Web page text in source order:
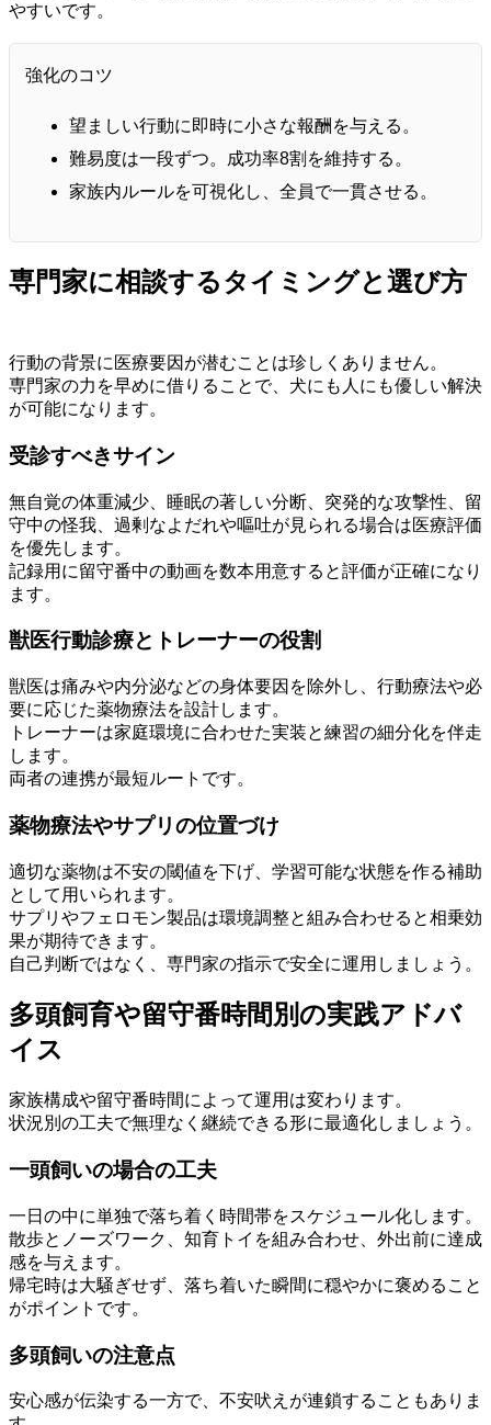
やすいです。
強化のコツ
望ましい行動に即時に小さな報酬を与える。
難易度は一段ずつ。成功率8割を維持する。
家族内ルールを可視化し、全員で一貫させる。
専門家に相談するタイミングと選び方
行動の背景に医療要因が潜むことは珍しくありません。
専門家の力を早めに借りることで、犬にも人にも優しい解決
が可能になります。
受診すべきサイン
無自覚の体重減少、睡眠の著しい分断、突発的な攻撃性、留
守中の怪我、過剰なよだれや嘔吐が見られる場合は医療評価
を優先します。
記録用に留守番中の動画を数本用意すると評価が正確になり
ます。
獣医行動診療とトレーナーの役割
獣医は痛みや内分泌などの身体要因を除外し、行動療法や必
要に応じた薬物療法を設計します。
トレーナーは家庭環境に合わせた実装と練習の細分化を伴走
します。
両者の連携が最短ルートです。
薬物療法やサプリの位置づけ
適切な薬物は不安の閾値を下げ、学習可能な状態を作る補助
として用いられます。
サプリやフェロモン製品は環境調整と組み合わせると相乗効
果が期待できます。
自己判断ではなく、専門家の指示で安全に運用しましょう。
多頭飼育や留守番時間別の実践アドバ
イス
家族構成や留守番時間によって運用は変わります。
状況別の工夫で無理なく継続できる形に最適化しましょう。
一頭飼いの場合の工夫
一日の中に単独で落ち着く時間帯をスケジュール化します。
散歩とノーズワーク、知育トイを組み合わせ、外出前に達成
感を与えます。
帰宅時は大騒ぎせず、落ち着いた瞬間に穏やかに褒めること
がポイントです。
多頭飼いの注意点
安心感が伝染する一方で、不安吠えが連鎖することもありま